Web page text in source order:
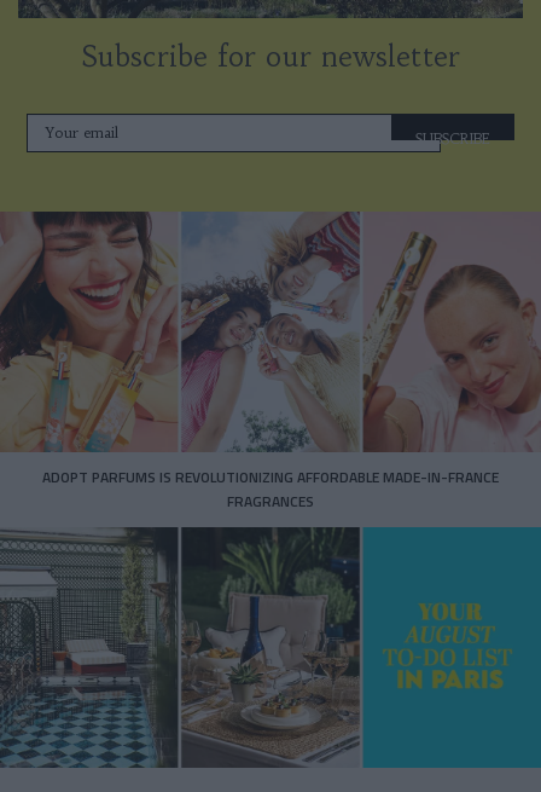
Subscribe for our newsletter
SUBSCRIBE
ADOPT PARFUMS IS REVOLUTIONIZING AFFORDABLE MADE-IN-FRANCE
FRAGRANCES